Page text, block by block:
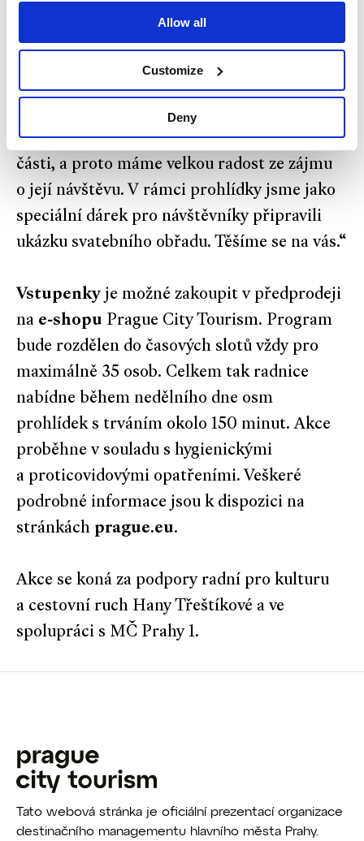
Allow all
Customize
Deny
popisuje František Cipro, předseda
Starosta městské části Praha 1 Petr Hejma
„Staroměstská radnice patří
k architektonickým skvostům naší městské
části, a proto máme velkou radost ze zájmu
o její návštěvu. V rámci prohlídky jsme jako
speciální dárek pro návštěvníky připravili
ukázku svatebního obřadu. Těšíme se na vás.“
Vstupenky je možné zakoupit v předprodeji
na e-shopu Prague City Tourism. Program
bude rozdělen do časových slotů vždy pro
maximálně 35 osob. Celkem tak radnice
nabídne během nedělního dne osm
prohlídek s trváním okolo 150 minut. Akce
proběhne v souladu s hygienickými
a proticovidovými opatřeními. Veškeré
podrobné informace jsou k dispozici na
stránkách prague.eu.
Akce se koná za podpory radní pro kulturu
a cestovní ruch Hany Třeštíkové a ve
spolupráci s MČ Prahy 1.
Tato webová stránka je oficiální prezentací organizace
destinačního managementu hlavního města Prahy.